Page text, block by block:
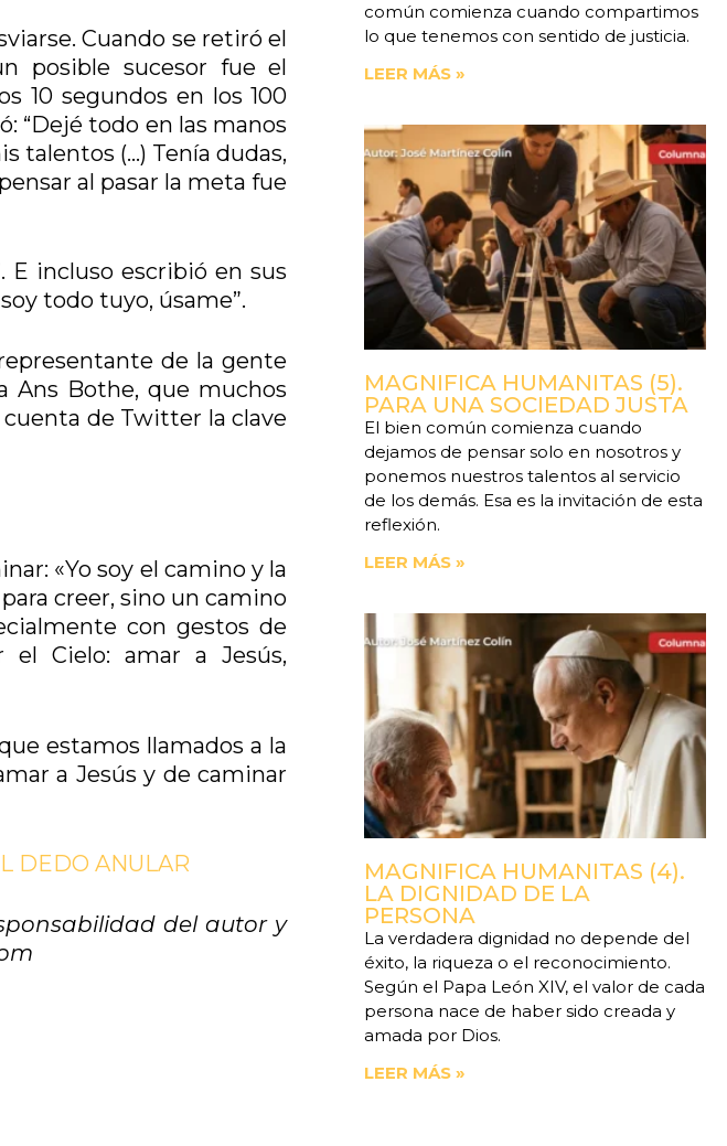
Cuando se retiró el
posible sucesor fue el
10 segundos en los 100
“Dejé todo en las manos
talentos (…) Tenía dudas,
al pasar la meta fue
E incluso escribió en sus
todo tuyo, úsame”.
de la gente
Ans Bothe, que muchos
de Twitter la clave
«Yo soy el camino y la
creer, sino un camino
con gestos de
el Cielo: amar a Jesús,
estamos llamados a la
a Jesús y de caminar
DEDO ANULAR
del autor y
común comienza cuando compartimos
lo que tenemos con sentido de justicia.
LEER MÁS »
MAGNIFICA HUMANITAS (5).
PARA UNA SOCIEDAD JUSTA
El bien común comienza cuando
dejamos de pensar solo en nosotros y
ponemos nuestros talentos al servicio
de los demás. Esa es la invitación de esta
reflexión.
LEER MÁS »
MAGNIFICA HUMANITAS (4).
LA DIGNIDAD DE LA
PERSONA
La verdadera dignidad no depende del
éxito, la riqueza o el reconocimiento.
Según el Papa León XIV, el valor de cada
persona nace de haber sido creada y
amada por Dios.
LEER MÁS »